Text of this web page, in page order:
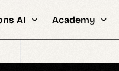
AI
pour Entreprises
Academy
Bootcamps